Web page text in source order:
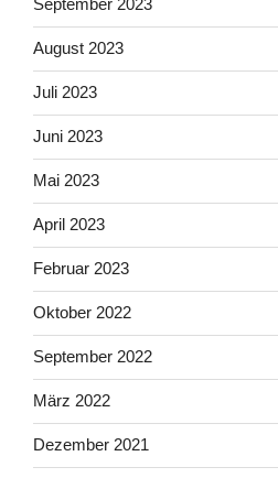
September 2023
August 2023
Juli 2023
Juni 2023
Mai 2023
April 2023
Februar 2023
Oktober 2022
September 2022
März 2022
Dezember 2021